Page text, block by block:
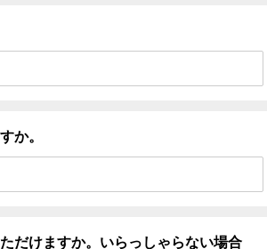
か。
だけますか。いらっしゃらない場合